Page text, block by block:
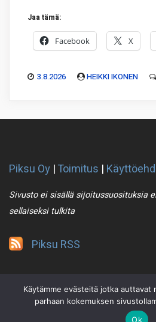
Jaa tämä:
Facebook X
3.8.2026 HEIKKI IKONEN
Piksu Oy |Toimitus |
Sivusto ei sisällä sijoitussuosituksia
sellaiseksi tulkita
Piksu RSS
Käytämme evästeitä jotka auttavat
parhaan kokemuksen
Ok